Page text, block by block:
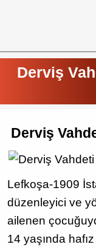
Derviş
Derviş
Lefkoşa-1909
düzenleyici ve
ailenen
14 yaşında